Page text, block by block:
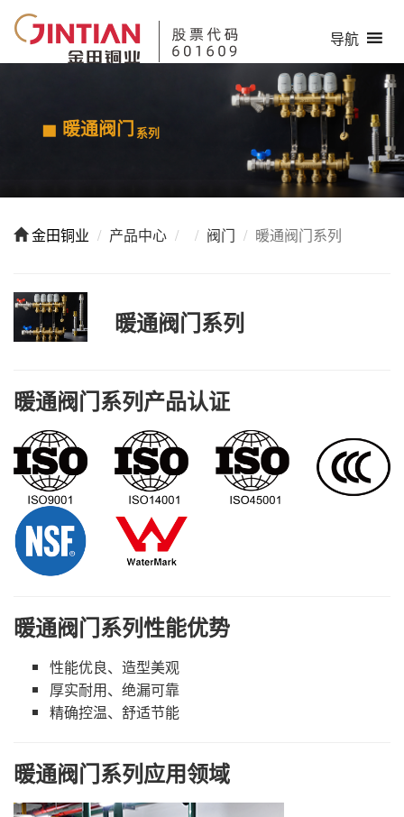
导航
暖通阀门 系列
金田铜业 产品中心 阀门 暖通阀门系列
暖通阀门系列
暖通阀门系列产品认证
暖通阀门系列性能优势
性能优良、造型美观
厚实耐用、绝漏可靠
精确控温、舒适节能
暖通阀门系列应用领域